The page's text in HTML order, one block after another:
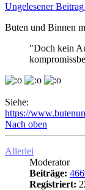
Ungelesener Beitrag
Buten und Binnen
"Doch kein
Siehe:
https://
Nach oben
Allerlei
Moderator
Beiträge:
Registriert: